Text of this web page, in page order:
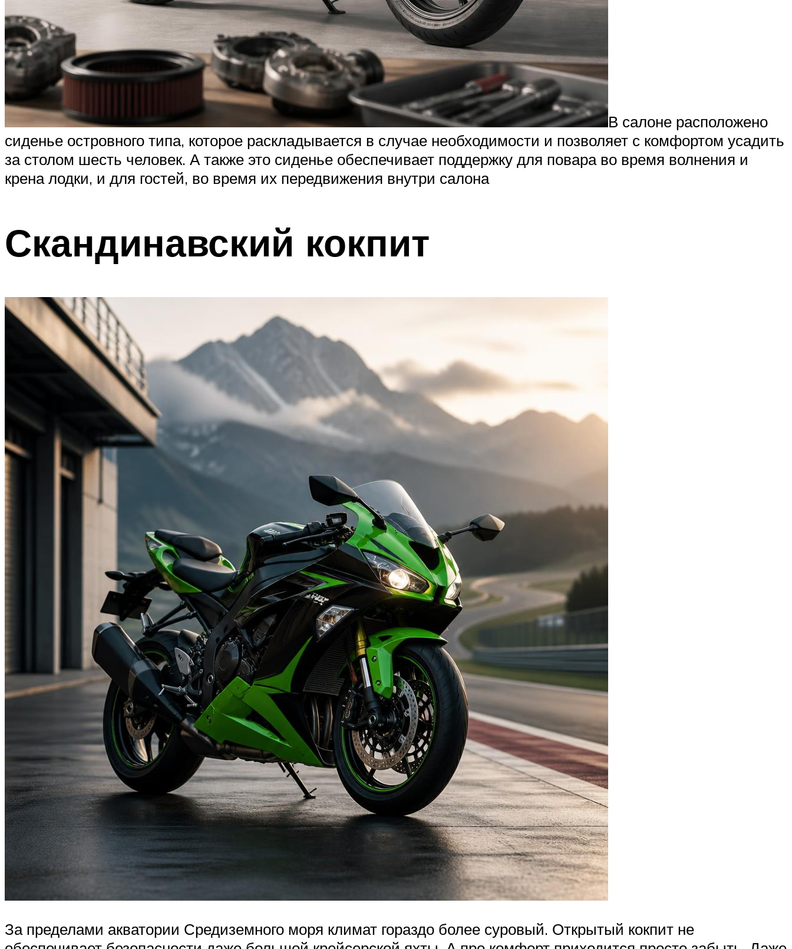
В салоне расположено
сиденье островного типа, которое раскладывается в случае необходимости и позволяет с комфортом усадить
за столом шесть человек. А также это сиденье обеспечивает поддержку для повара во время волнения и
крена лодки, и для гостей, во время их передвижения внутри салона
Скандинавский кокпит
За пределами акватории Средиземного моря климат гораздо более суровый. Открытый кокпит не